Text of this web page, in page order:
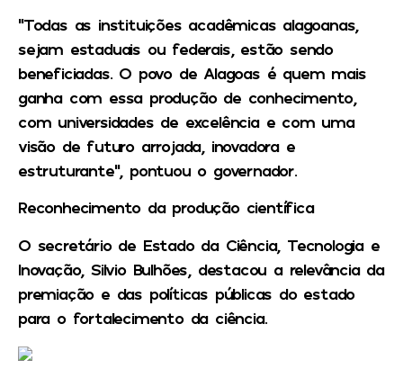
“Todas as instituições acadêmicas alagoanas,
sejam estaduais ou federais, estão sendo
beneficiadas. O povo de Alagoas é quem mais
ganha com essa produção de conhecimento,
com universidades de excelência e com uma
visão de futuro arrojada, inovadora e
estruturante”, pontuou o governador.
Reconhecimento da produção científica
O secretário de Estado da Ciência, Tecnologia e
Inovação, Silvio Bulhões, destacou a relevância da
premiação e das políticas públicas do estado
para o fortalecimento da ciência.